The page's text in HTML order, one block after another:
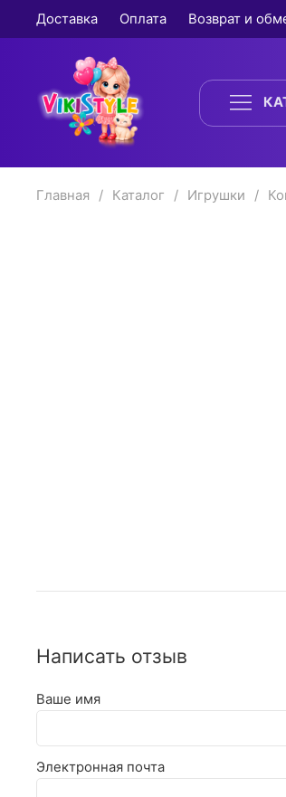
Доставка Оплата Возврат и
Главная Каталог Игрушки
Написать отзыв
Ваше имя
Электронная почта